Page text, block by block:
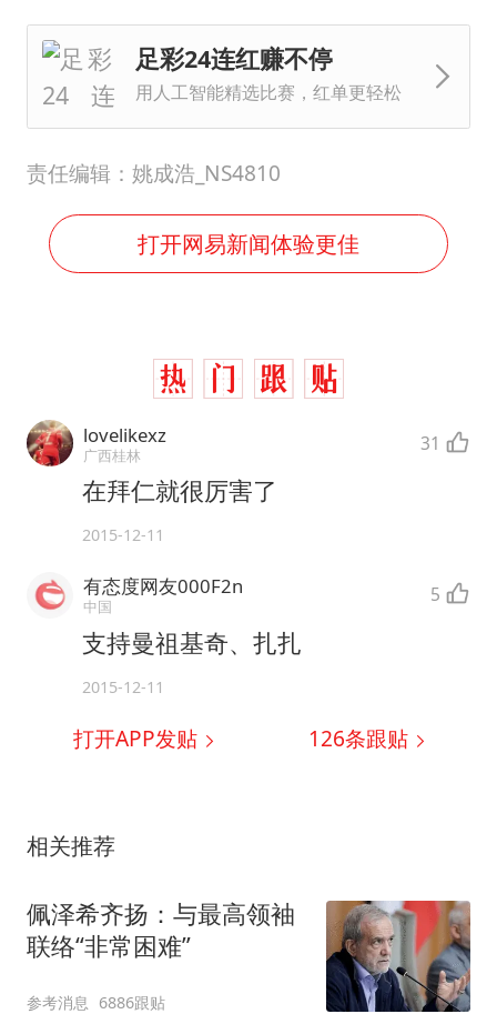
足彩24连红赚不停
用人工智能精选比赛，红单更轻松
责任编辑：姚成浩_NS4810
打开网易新闻体验更佳
lovelikexz
广西桂林 31
在拜仁就很厉害了
2015-12-11
有态度网友000F2n
中国 5
支持曼祖基奇、扎扎
2015-12-11
打开APP发贴 126条跟贴
相关推荐
佩泽希齐扬：与最高领袖
联络“非常困难”
参考消息 6886跟贴